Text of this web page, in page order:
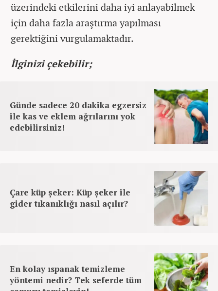
üzerindeki etkilerini daha iyi anlayabilmek
için daha fazla araştırma yapılması
gerektiğini vurgulamaktadır.
İlginizi çekebilir;
Günde sadece 20 dakika egzersiz
ile kas ve eklem ağrılarını yok
edebilirsiniz!
Çare küp şeker: Küp şeker ile
gider tıkanıklığı nasıl açılır?
En kolay ıspanak temizleme
yöntemi nedir? Tek seferde tüm